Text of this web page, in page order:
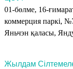
01-бөлме, 16-
коммерция паркі,
Яньчэн қаласы,
Жылдам